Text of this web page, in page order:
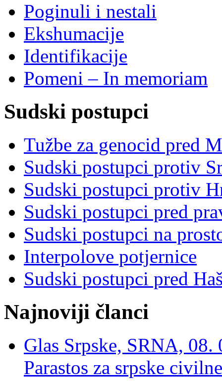
Poginuli i nestali
Ekshumacije
Identifikacije
Pomeni – In memoriam
Sudski postupci
Tužbe za genocid pred
Sudski postupci protiv
Sudski postupci protiv
Sudski postupci pred
Sudski postupci na
Interpolove potjernice
Sudski postupci pred
Najnoviji članci
Glas Srpske, SRNA,
Parastos za srpske